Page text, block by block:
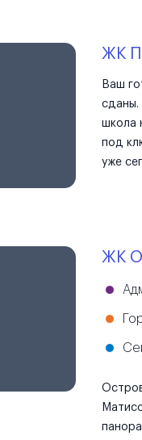
ЖК
Ваш
сданы.
школа
под
уже
ЖК